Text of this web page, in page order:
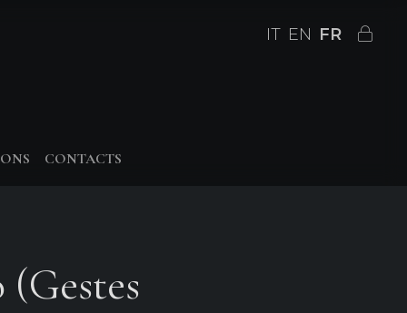
IT EN FR
CONTACTS